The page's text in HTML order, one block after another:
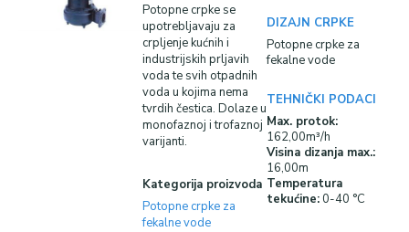
Potopne crpke se
upotrebljavaju za
crpljenje kućnih i
industrijskih prljavih
voda te svih otpadnih
voda u kojima nema
tvrdih čestica. Dolaze u
monofaznoj i trofaznoj
varijanti.
Kategorija proizvoda
Potopne crpke za
fekalne vode
DIZAJN CRPKE
Potopne crpke za
fekalne vode
TEHNIČKI PODACI
Max. protok:
162,00m³/h
Visina dizanja max.:
16,00m
Temperatura
tekućine: 0-40 °C